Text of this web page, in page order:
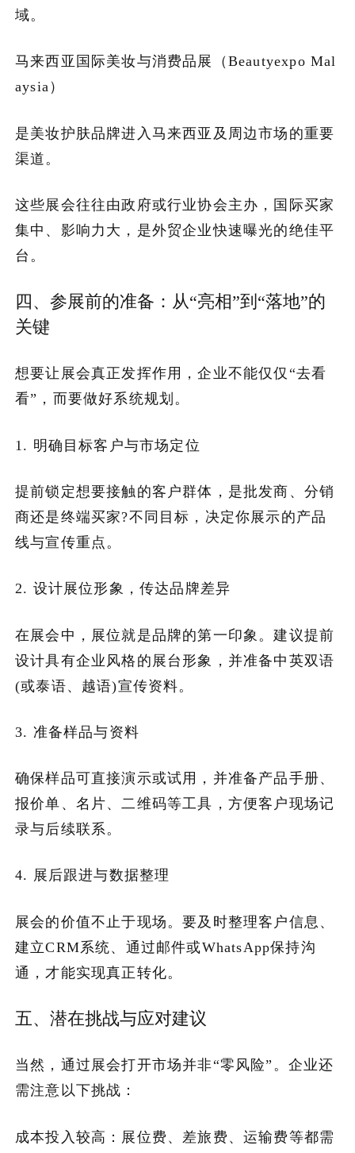
域。
马来西亚国际美妆与消费品展（Beautyexpo Mal
aysia）
是美妆护肤品牌进入马来西亚及周边市场的重要
渠道。
这些展会往往由政府或行业协会主办，国际买家
集中、影响力大，是外贸企业快速曝光的绝佳平
台。
四、参展前的准备：从“亮相”到“落地”的
关键
想要让展会真正发挥作用，企业不能仅仅“去看
看”，而要做好系统规划。
1. 明确目标客户与市场定位
提前锁定想要接触的客户群体，是批发商、分销
商还是终端买家?不同目标，决定你展示的产品
线与宣传重点。
2. 设计展位形象，传达品牌差异
在展会中，展位就是品牌的第一印象。建议提前
设计具有企业风格的展台形象，并准备中英双语
(或泰语、越语)宣传资料。
3. 准备样品与资料
确保样品可直接演示或试用，并准备产品手册、
报价单、名片、二维码等工具，方便客户现场记
录与后续联系。
4. 展后跟进与数据整理
展会的价值不止于现场。要及时整理客户信息、
建立CRM系统、通过邮件或WhatsApp保持沟
通，才能实现真正转化。
五、潜在挑战与应对建议
当然，通过展会打开市场并非“零风险”。企业还
需注意以下挑战：
成本投入较高：展位费、差旅费、运输费等都需